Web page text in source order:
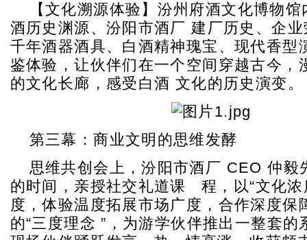
【文化溯源体验】汾州府酒文化博物
酒历史渊源、汾阳市酒厂 建厂历史、企
千年酒器酒具、白酒精神瑰宝、现代香型
鉴体验，让伙伴们在一个空间穿越古今，
的文化长廊，感受白酒 文化的历史演变。
第三幕：商业文明的思维发酵
思维共创会上，汾阳市酒厂 CEO 仲毅
的时间，亲授社交礼道课 程，以“文化
度，体验温度拓展市场广度，合作深度保
的“三度理念 ”，为游学伙伴推出一整套的